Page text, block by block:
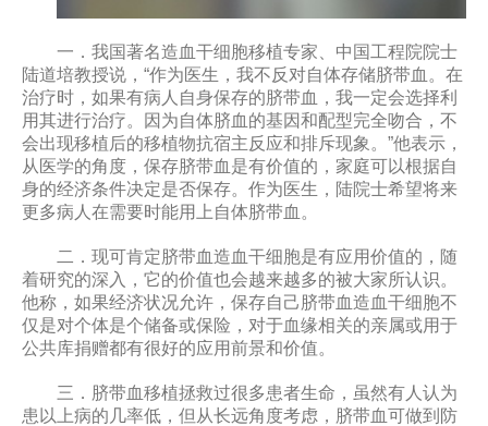
一． 我国著名造血干细胞移植专家、中国工程院院士
陆道培教授说，“作为医生，我不反对自体存储脐带血。在
治疗时，如果有病人自身保存的脐带血，我一定会选择利
用其进行治疗。因为自体脐血的基因和配型完全吻合，不
会出现移植后的移植物抗宿主反应和排斥现象。”他表示，
从医学的角度，保存脐带血是有价值的，家庭可以根据自
身的经济条件决定是否保存。作为医生，陆院士希望将来
更多病人在需要时能用上自体脐带血。
二． 现可肯定脐带血造血干细胞是有应用价值的，随
着研究的深入，它的价值也会越来越多的被大家所认识。
他称，如果经济状况允许，保存自己脐带血造血干细胞不
仅是对个体是个储备或保险，对于血缘相关的亲属或用于
公共库捐赠都有很好的应用前景和价值。
三． 脐带血移植拯救过很多患者生命，虽然有人认为
患以上病的几率低，但从长远角度考虑，脐带血可做到防